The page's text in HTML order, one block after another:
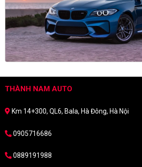
THÀNH NAM AUTO
Km 14+300, QL6, Bala, Hà Đông, Hà Nội
0905716686
0889191988